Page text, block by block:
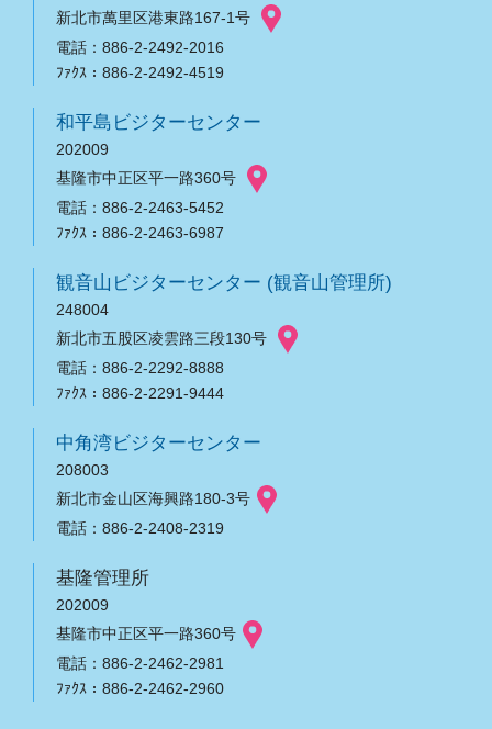
新北市萬里区港東路167-1号
電話：886-2-2492-2016
ﾌｧｸｽ：886-2-2492-4519
和平島ビジターセンター
202009
基隆市中正区平一路360号
電話：886-2-2463-5452
ﾌｧｸｽ：886-2-2463-6987
観音山ビジターセンター (観音山管理所)
248004
新北市五股区凌雲路三段130号
電話：886-2-2292-8888
ﾌｧｸｽ：886-2-2291-9444
中角湾ビジターセンター
208003
新北市金山区海興路180-3号
電話：886-2-2408-2319
基隆管理所
202009
基隆市中正区平一路360号
電話：886-2-2462-2981
ﾌｧｸｽ：886-2-2462-2960